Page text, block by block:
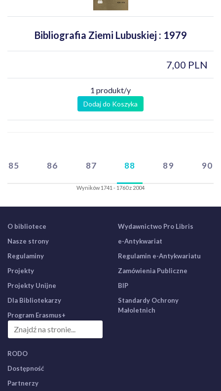
Bibliografia Ziemi Lubuskiej : 1979
7,00 PLN
1 produkt/y
Dodaj do Koszyka
85 86 87 88 89 90
Wyników 1741 - 1760 z 2004
O bibliotece
Nasze strony
Regulaminy
Projekty
Projekty Unijne
Dla Bibliotekarzy
Program Erasmus+
Wydawnictwo Pro Libris
e-Antykwariat
Regulamin e-Antykwariatu
Zamówienia Publiczne
BIP
Standardy Ochrony
Małoletnich
RODO
Dostępność
Partnerzy